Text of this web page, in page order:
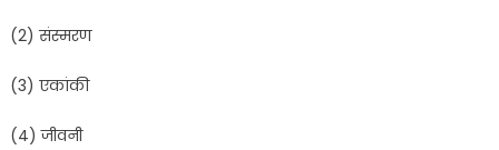
(2) संस्मरण
(3) एकांकी
(4)जीवनी